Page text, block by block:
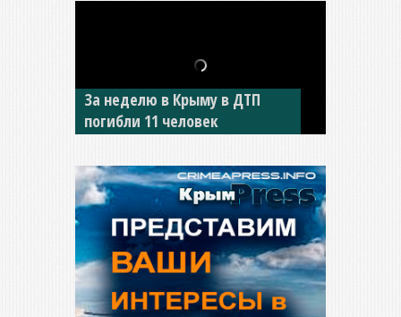
В Джанкое водитель ВАЗа
сбил двух детей на «зебре»